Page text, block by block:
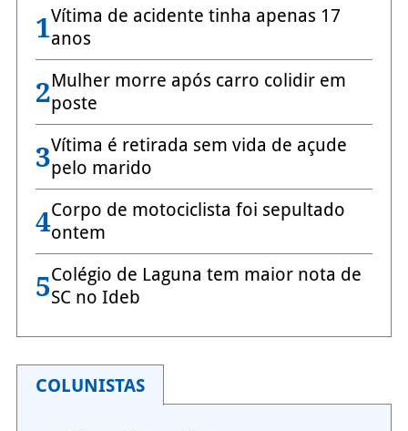
1Vítima de acidente tinha apenas 17
anos
2Mulher morre após carro colidir em
poste
3Vítima é retirada sem vida de açude
pelo marido
4Corpo de motociclista foi sepultado
ontem
5Colégio de Laguna tem maior nota de
SC no Ideb
COLUNISTAS